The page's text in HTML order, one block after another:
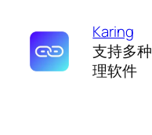
Karing
支持多
理软件